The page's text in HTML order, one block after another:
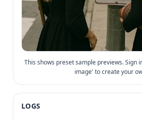
This shows preset sample previews. Sign
image' to create your
LOGS